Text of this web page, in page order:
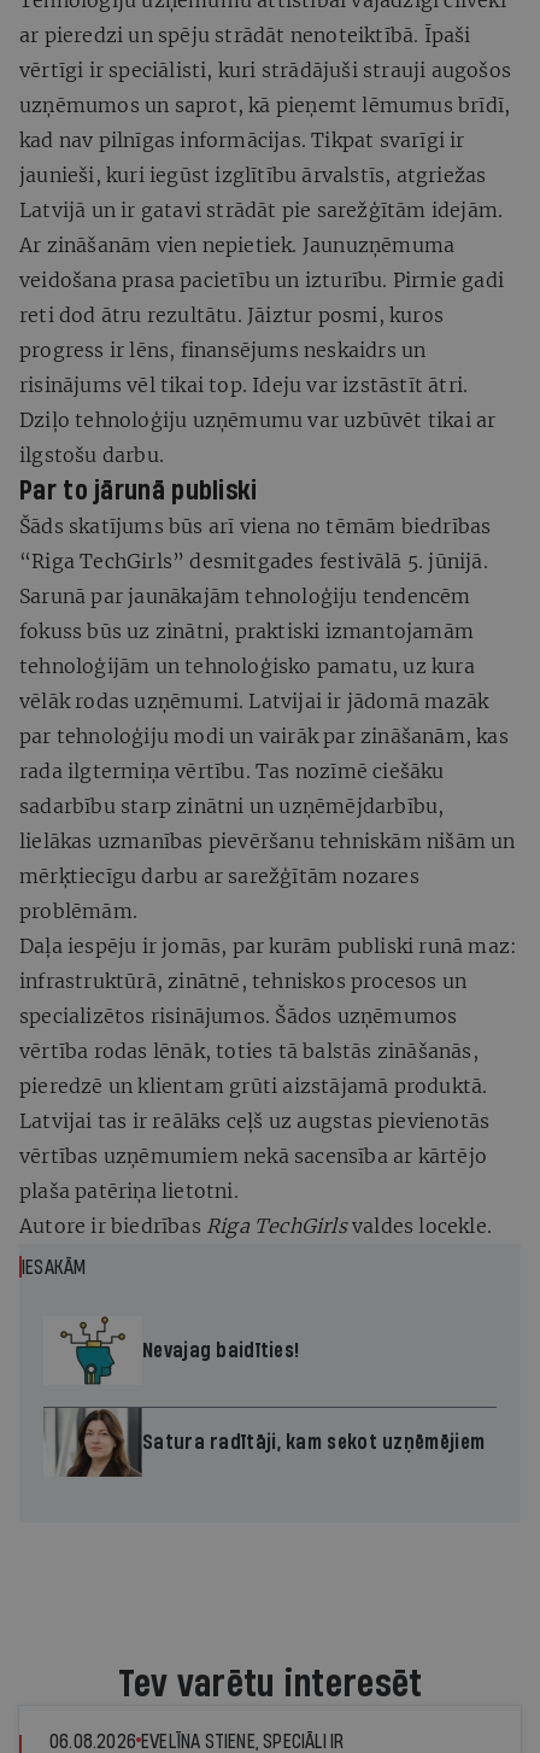
ar pieredzi un spēju strādāt nenoteiktībā. Īpaši
vērtīgi ir speciālisti, kuri strādājuši strauji augošos
uzņēmumos un saprot, kā pieņemt lēmumus brīdī,
kad nav pilnīgas informācijas. Tikpat svarīgi ir
jaunieši, kuri iegūst izglītību ārvalstīs, atgriežas
Latvijā un ir gatavi strādāt pie sarežģītām idejām.
Ar zināšanām vien nepietiek. Jaunuzņēmuma
veidošana prasa pacietību un izturību. Pirmie gadi
reti dod ātru rezultātu. Jāiztur posmi, kuros
progress ir lēns, finansējums neskaidrs un
risinājums vēl tikai top. Ideju var izstāstīt ātri.
Dziļo tehnoloģiju uzņēmumu var uzbūvēt tikai ar
ilgstošu darbu.
Par to jārunā publiski
Šāds skatījums būs arī viena no tēmām biedrības
“Riga TechGirls” desmitgades festivālā 5. jūnijā.
Sarunā par jaunākajām tehnoloģiju tendencēm
fokuss būs uz zinātni, praktiski izmantojamām
tehnoloģijām un tehnoloģisko pamatu, uz kura
vēlāk rodas uzņēmumi. Latvijai ir jādomā mazāk
par tehnoloģiju modi un vairāk par zināšanām, kas
rada ilgtermiņa vērtību. Tas nozīmē ciešāku
sadarbību starp zinātni un uzņēmējdarbību,
lielākas uzmanības pievēršanu tehniskām nišām un
mērķtiecīgu darbu ar sarežģītām nozares
problēmām.
Daļa iespēju ir jomās, par kurām publiski runā maz:
infrastruktūrā, zinātnē, tehniskos procesos un
specializētos risinājumos. Šādos uzņēmumos
vērtība rodas lēnāk, toties tā balstās zināšanās,
pieredzē un klientam grūti aizstājamā produktā.
Latvijai tas ir reālāks ceļš uz augstas pievienotās
vērtības uzņēmumiem nekā sacensība ar kārtējo
plaša patēriņa lietotni.
Autore ir biedrības Riga TechGirlsvaldes locekle.
IESAKĀM
Nevajag baidīties!
Satura radītāji, kam sekot uzņēmējiem
Tev varētu interesēt
06.08.2026 EVELĪNA STIENE, SPECIĀLI IR